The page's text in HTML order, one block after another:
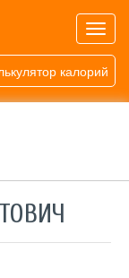
калорий